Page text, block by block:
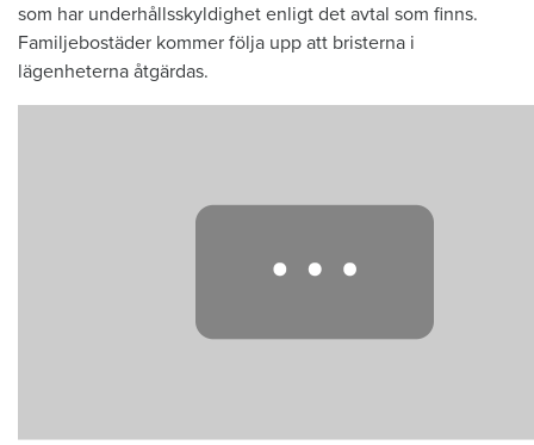
som har underhållsskyldighet enligt det avtal som finns.
Familjebostäder kommer följa upp att bristerna i
lägenheterna åtgärdas.